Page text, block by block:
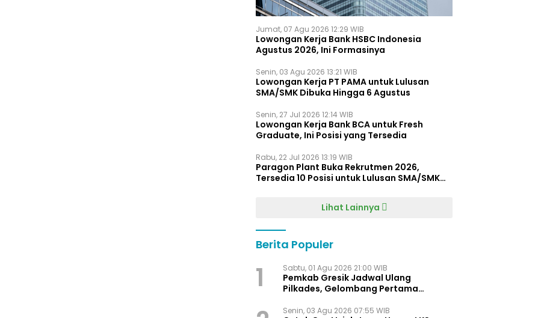
Jumat, 07 Agu 2026 12:29 WIB
Lowongan Kerja Bank HSBC Indonesia
Agustus 2026, Ini Formasinya
Senin, 03 Agu 2026 13:21 WIB
Lowongan Kerja PT PAMA untuk Lulusan
SMA/SMK Dibuka Hingga 6 Agustus
Senin, 27 Jul 2026 12:14 WIB
Lowongan Kerja Bank BCA untuk Fresh
Graduate, Ini Posisi yang Tersedia
Rabu, 22 Jul 2026 13:19 WIB
Paragon Plant Buka Rekrutmen 2026,
Tersedia 10 Posisi untuk Lulusan SMA/SMK
Lihat Lainnya
Berita Populer
1 Sabtu, 01 Agu 2026 21:00 WIB
Pemkab Gresik Jadwal Ulang
Pilkades, Gelombang Pertama
Senin, 03 Agu 2026 07:55 WIB